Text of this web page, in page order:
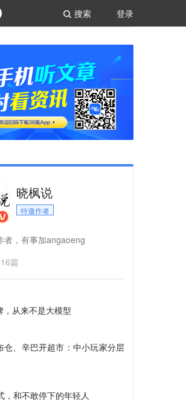
登录
搜索
晓枫说
特邀作者
者，有事加angaoeng
16篇
，从来不是大模型
仓、辛巴开超市：中小玩家分层
，和不敢停下的年轻人